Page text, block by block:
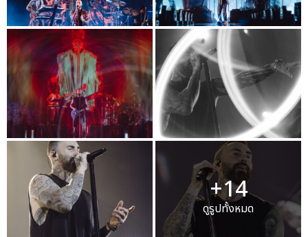
+14
ดูรูปทั้งหมด